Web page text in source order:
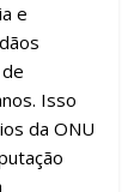
e
Isso
da ONU